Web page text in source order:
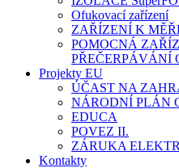
Ofukovací zařízení
ZAŘÍZENÍ K
POMOCNÁ
PŘEČERPÁVÁNÍ
Projekty EU
ÚČAST NA
NÁRODNÍ PLÁN
EDUCA
POVEZ II.
ZÁRUKA
Kontakty